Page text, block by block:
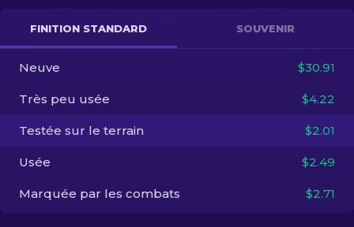
Autre
FR
FINITION STANDARD SOUVENIR
Neuve $30.91
Très peu usée $4.22
Testée sur le terrain $2.01
Usée $2.49
Marquée par les combats $2.71